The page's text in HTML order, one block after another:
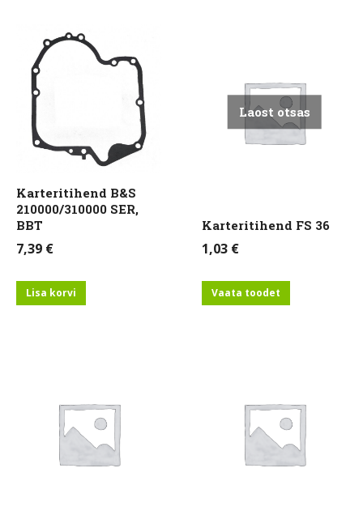
Karteritihend B&S
210000/310000 SER,
BBT
7,39 €
Lisa korvi
Laost otsas
Karteritihend FS 36
1,03 €
Vaata toodet